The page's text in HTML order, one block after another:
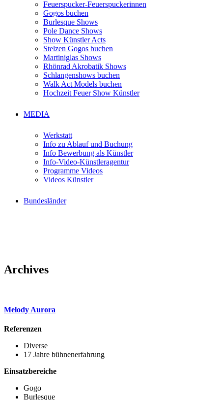
Feuerspucker-Feuerspuckerinnen
Gogos buchen
Burlesque Shows
Pole Dance Shows
Show Künstler Acts
Stelzen Gogos buchen
Martiniglas Shows
Rhönrad Akrobatik Shows
Schlangenshows buchen
Walk Act Models buchen
Hochzeit Feuer Show Künstler
MEDIA
Werkstatt
Info zu Ablauf und Buchung
Info Bewerbung als Künstler
Info-Video-Künstleragentur
Programme Videos
Videos Künstler
Bundesländer
Archives
Melody Aurora
Referenzen
Diverse
17 Jahre bühnenerfahrung
Einsatzbereiche
Gogo
Burlesque